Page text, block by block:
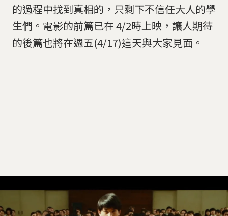
的過程中找到真相的，只剩下不信任大人的學
生們。電影的前篇已在 4/2時上映，讓人期待
的後篇也將在週五(4/17)這天與大家見面。